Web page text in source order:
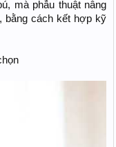
mà phẫu thuật nâng
bằng cách kết hợp kỹ